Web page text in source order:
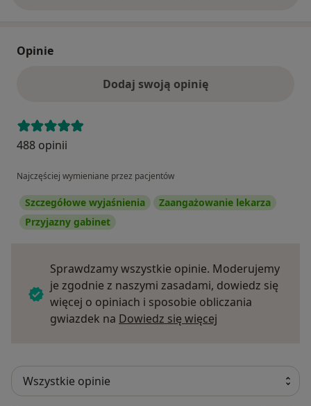
Opinie
Dodaj swoją opinię
488 opinii
Najczęściej wymieniane przez pacjentów
Szczegółowe wyjaśnienia
Zaangażowanie lekarza
Przyjazny gabinet
Sprawdzamy wszystkie opinie. Moderujemy
je zgodnie z naszymi zasadami, dowiedz się
więcej o opiniach i sposobie obliczania
gwiazdek na Dowiedz się więcej